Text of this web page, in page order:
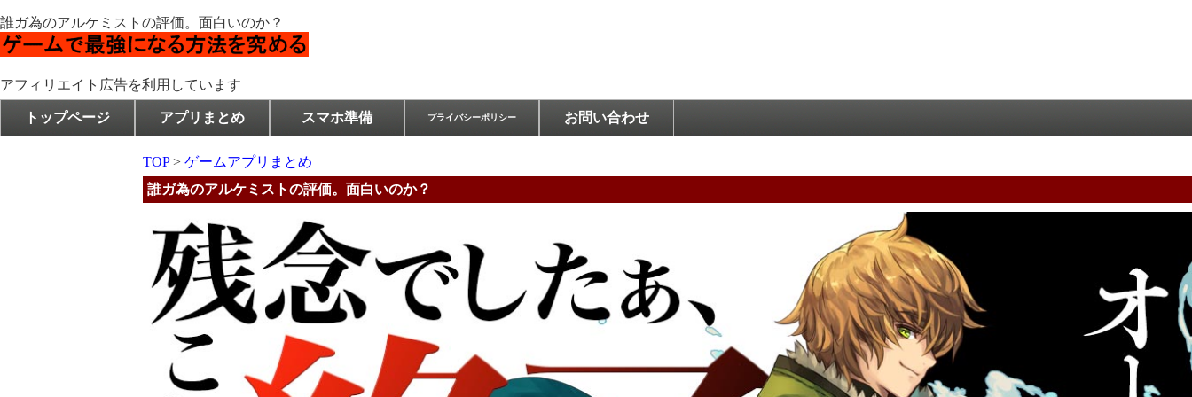
誰ガ為のアルケミストの評価。面白いのか？
アフィリエイト広告を利用しています
トップページ アプリまとめ スマホ準備 プライバシーポリシー お問い合わせ
TOP >ゲームアプリまとめ
誰ガ為のアルケミストの評価。面白いのか？